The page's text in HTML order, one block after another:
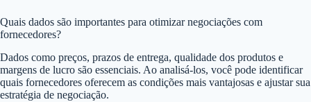
Quais dados são importantes para otimizar negociações com
fornecedores?
Dados como preços, prazos de entrega, qualidade dos produtos e
margens de lucro são essenciais. Ao analisá-los, você pode identificar
quais fornecedores oferecem as condições mais vantajosas e ajustar sua
estratégia de negociação.